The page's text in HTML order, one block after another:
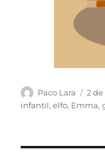
Autor
Paco Lara
el
2
infantil,elfo, Emma,